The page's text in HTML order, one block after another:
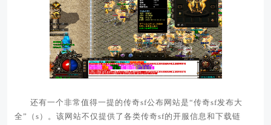
还有一个非常值得一提的传奇sf公布网站是“传奇sf发布大
全”（s）。该网站不仅提供了各类传奇sf的开服信息和下载链